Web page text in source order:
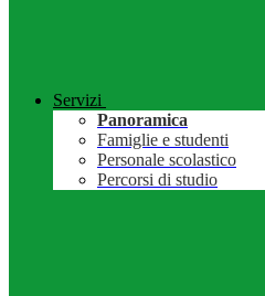
Servizi
Panoramica
Famiglie e studenti
Personale scolastico
Percorsi di studio